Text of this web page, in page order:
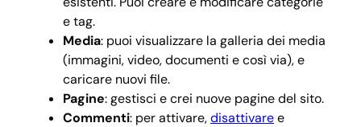
e tag.
Media: puoi visualizzare la galleria dei media
(immagini, video, documenti e così via), e
caricare nuovi file.
Pagine: gestisci e crei nuove pagine del sito.
Commenti: per attivare,disattivaree